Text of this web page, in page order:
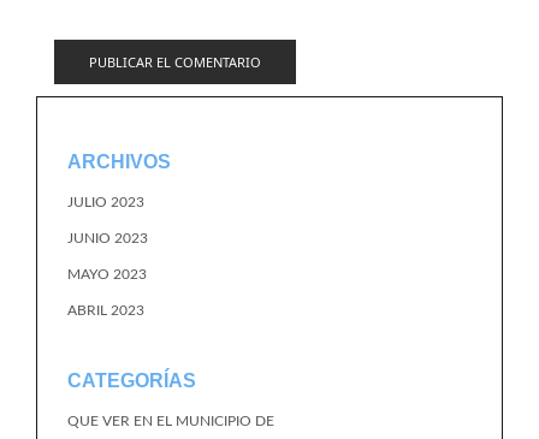
ARCHIVOS
JULIO 2023
JUNIO 2023
MAYO 2023
ABRIL 2023
CATEGORÍAS
QUE VER EN EL MUNICIPIO DE